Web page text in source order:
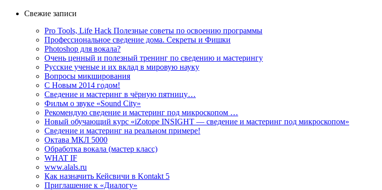
Свежие записи
Pro Tools, Life Hack Полезные советы по освоению программы
Профессиональное сведение дома. Секреты и Фишки
Photoshop для вокала?
Очень ценный и полезный тренинг по сведению и мастерингу
Русские ученые и их вклад в мировую науку
Вопросы микширования
C Новым 2014 годом!
Сведение и мастеринг в чёрную пятницу…
Фильм о звуке «Sоund Сity»
Рекомендую сведение и мастеринг под микроскопом …
Новый обучающий курс «iZotope INSIGHT — сведение и мастеринг под микроскопом»
Сведение и мастеринг на реальном примере!
Октава МКЛ 5000
Обработка вокала (мастер класс)
WHAT IF
www.alals.ru
Как назначить Кейсвичи в Kontakt 5
Приглашение к «Диалогу»